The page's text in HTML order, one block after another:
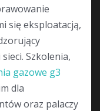
się eksploatacją,
Szkolenia,
gazowe g3
dla
oraz palaczy